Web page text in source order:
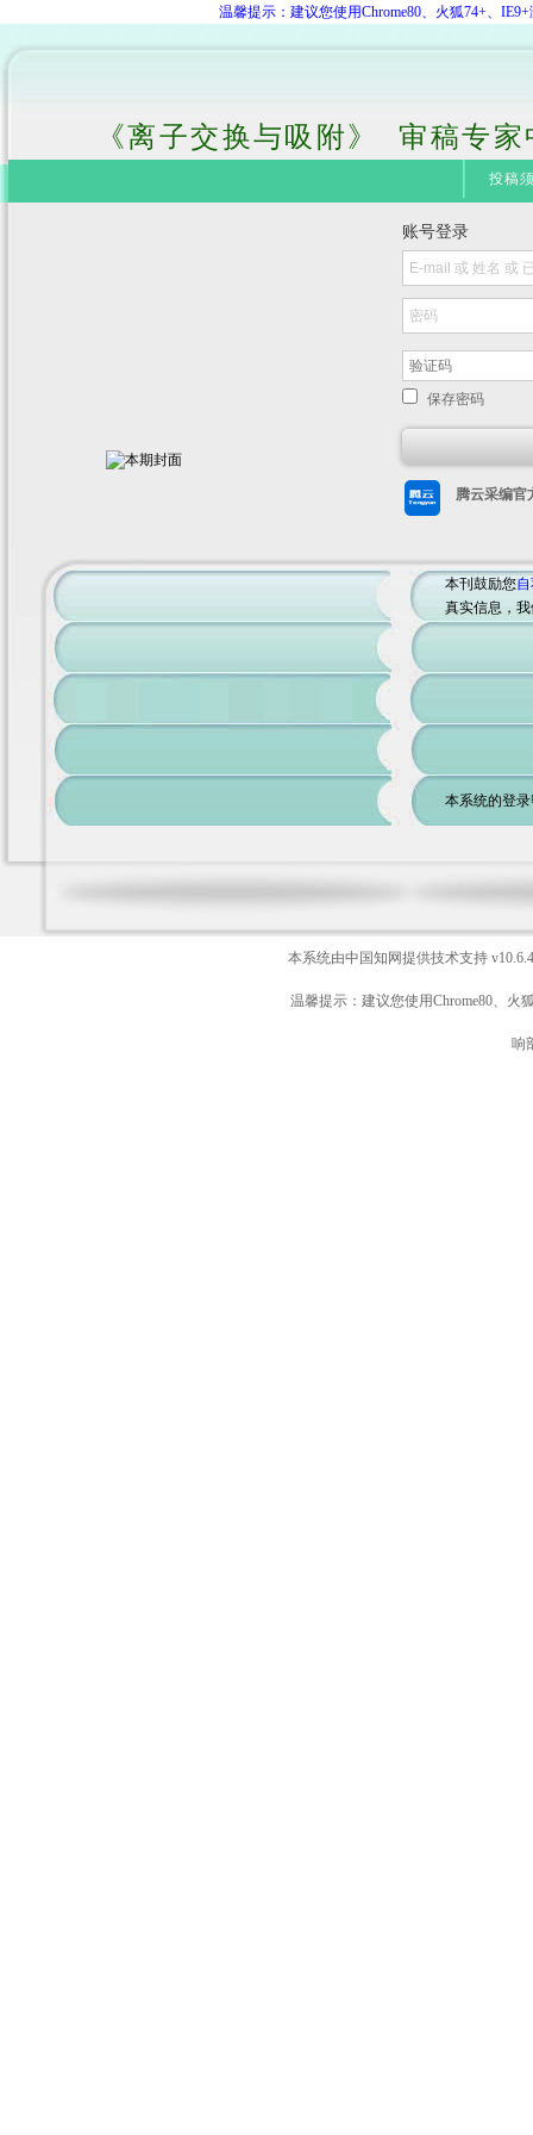
温馨提示：建议您使用Chrome80、火狐74+、
《离子交换与吸附》 审稿专家
投稿
账号登录
保存密码
腾云采编官
本刊鼓励您
真实信息，
本系统的登
本系统由中国知网提供技术支持
温馨提示：建议您使用Chrome80、火
响